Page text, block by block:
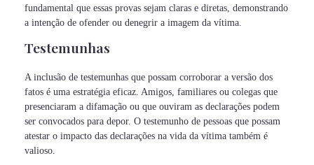
fundamental que essas provas sejam claras e diretas, demonstrando
a intenção de ofender ou denegrir a imagem da vítima.
Testemunhas
A inclusão de testemunhas que possam corroborar a versão dos
fatos é uma estratégia eficaz. Amigos, familiares ou colegas que
presenciaram a difamação ou que ouviram as declarações podem
ser convocados para depor. O testemunho de pessoas que possam
atestar o impacto das declarações na vida da vítima também é
valioso.